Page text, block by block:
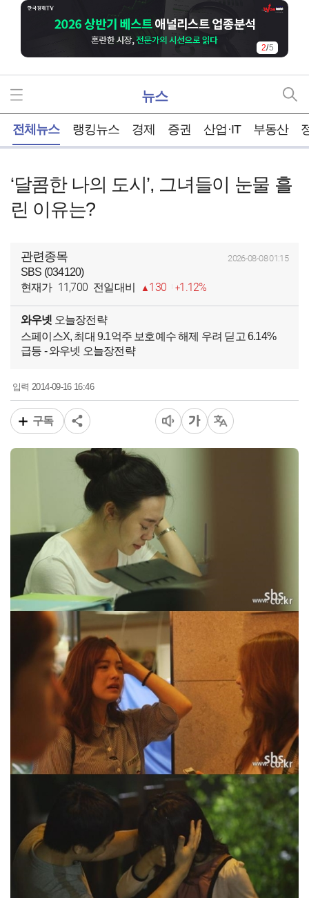
2/5
뉴스
전체뉴스 랭킹뉴스 경제 증권 산업·IT 부동산
‘달콤한 나의 도시’, 그녀들이 눈물 흘
린 이유는?
관련종목 2026-08-08 01:15
SBS (034120)
현재가 11,700 전일대비 130 1.12%
와우넷 오늘장전략
스페이스X, 최대 9.1억주 보호예수 해제 우려 딛고 6.14%
급등 - 와우넷 오늘장전략
입력2014-09-16 16:46
구독